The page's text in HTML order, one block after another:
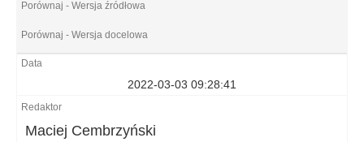
2022-03-03 09:28:41
Maciej Cembrzyński